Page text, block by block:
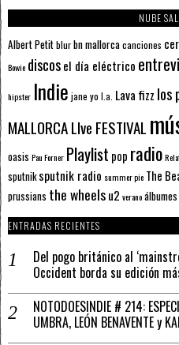
NUBE
Albert Petitblurbn mallorcacanciones
Bowie discosel día eléctrico
hipster Indie jane yo l.a. Lava fizz los
MALLORCA LIve FESTIVAL
oasis Pau Forner Playlist pop radio
sputnik sputnik radio summer pie The
prussians the wheelsu2 veranoálbumes
ENTRADAS RECIENTES
Del pogo británico al
Occident borda su edición
NOTODOESINDIE # 214:
UMBRA, LEÓN BENAVENTE y